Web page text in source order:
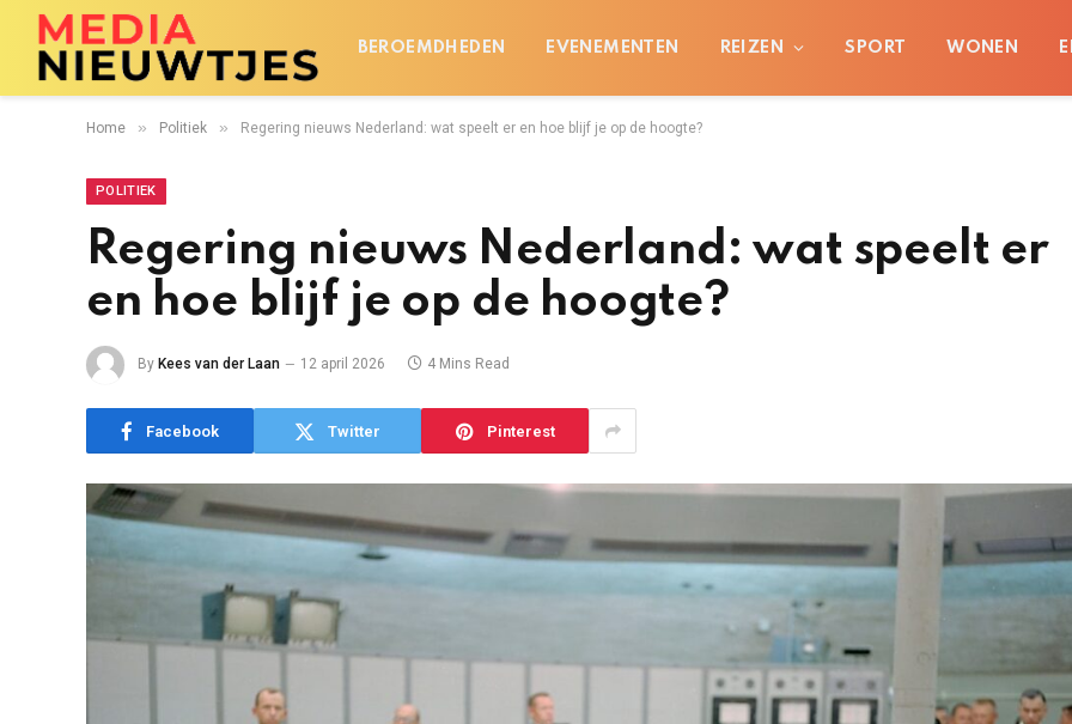
BEROEMDHEDEN EVENEMENTEN REIZEN SPORT WONEN
Home » Politiek » Regering nieuws Nederland: wat speelt er en hoe blijf je op de hoogte?
POLITIEK
Regering nieuws Nederland: wat speelt er
en hoe blijf je op de hoogte?
By Kees van der Laan 12 april 2026 4 Mins Read
Facebook Twitter Pinterest